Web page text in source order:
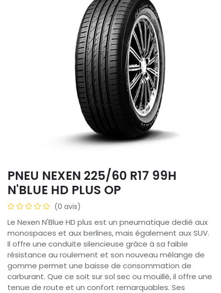
PNEU NEXEN 225/60 R17 99H
N'BLUE HD PLUS OP
(0 avis)
Le Nexen N'Blue HD plus est un pneumatique dedié aux
monospaces et aux berlines, mais également aux SUV.
Il offre une conduite silencieuse grâce à sa faible
résistance au roulement et son nouveau mélange de
gomme permet une baisse de consommation de
carburant. Que ce soit sur sol sec ou mouillé, il offre une
tenue de route et un confort remarquables. Ses